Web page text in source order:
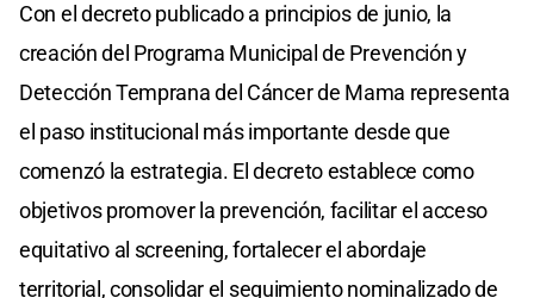
Con el decreto publicado a principios de junio, la
creación del Programa Municipal de Prevención y
Detección Temprana del Cáncer de Mama representa
el paso institucional más importante desde que
comenzó la estrategia. El decreto establece como
objetivos promover la prevención, facilitar el acceso
equitativo al screening, fortalecer el abordaje
territorial, consolidar el seguimiento nominalizado de